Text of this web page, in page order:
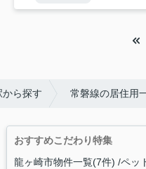
ら探す 常磐線の居住用
おすすめこだわり特集
龍ヶ崎市物件一覧(7件) ペッ